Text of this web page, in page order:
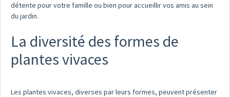
détente pour votre famille ou bien pour accueillir vos amis au sein
du jardin.
La diversité des formes de
plantes vivaces
Les plantes vivaces, diverses par leurs formes, peuvent présenter